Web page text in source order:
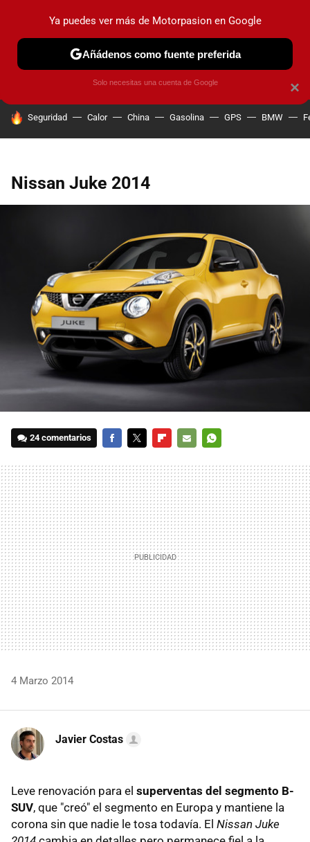
PRUEBAS COCHES ELÉCTRICOS OBSERVATORIO
HOY SE HABLA DE
Seguridad Calor China Gasolina GPS BMW
Nissan Juke 2014
24 comentarios
MAIL
4 Marzo 2014
Javier Costas
Leve renovación para el superventas del segmento B-
SUV, que "creó" el segmento en Europa y mantiene la
corona sin que nadie le tosa todavía. El Nissan Juke
×
Ya puedes ver más de Motorpasion en Google
Añádenos como fuente preferida
Solo necesitas una cuenta de Google